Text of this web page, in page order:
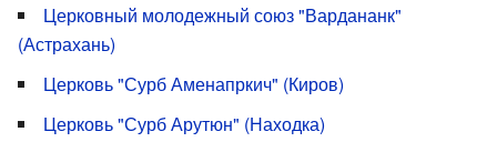
Церковный молодежный союз "Вардананк"
(Астрахань)
Церковь "Сурб Аменапркич" (Киров)
Церковь "Сурб Арутюн" (Находка)